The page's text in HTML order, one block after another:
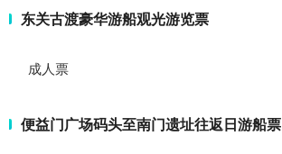
东关古渡豪华游船观光游览票
成人票
便益门广场码头至南门遗址往返日游船票